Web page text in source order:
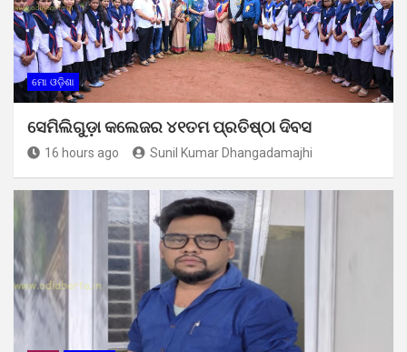
ମୋ ଓଡ଼ିଶା
ସେମିଲିଗୁଡ଼ା କଲେଜର ୪୧ତମ ପ୍ରତିଷ୍ଠା ଦିବସ
16 hours ago Sunil Kumar Dhangadamajhi